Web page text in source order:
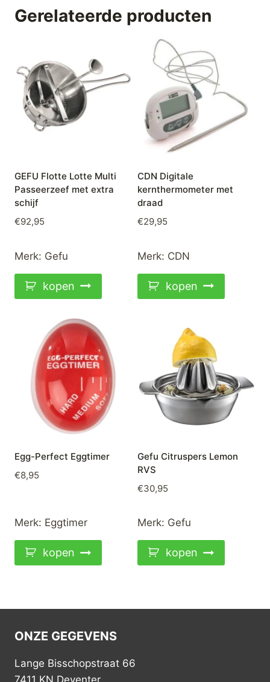
Gerelateerde producten
GEFU Flotte Lotte Multi
Passeerzeef met extra
schijf
€92,95
Merk: Gefu
kopen
CDN Digitale
kernthermometer met
draad
€29,95
Merk: CDN
kopen
Egg-Perfect Eggtimer
€8,95
Merk: Eggtimer
kopen
Gefu Citruspers Lemon
RVS
€30,95
Merk: Gefu
kopen
ONZE GEGEVENS
Lange Bisschopstraat 66
7411 KN Deventer